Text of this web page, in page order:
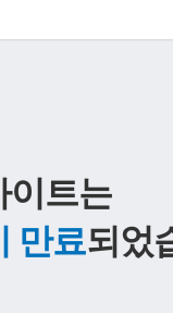
이트는
만료되었